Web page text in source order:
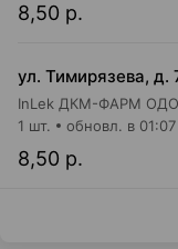
8,50 р.
InLek ДКМ-ФАРМ
8,50 р.
1 шт. обновл. в 01:07